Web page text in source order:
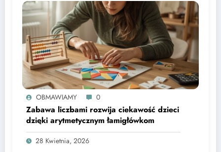
OBMAWIAMY 0
Zabawa liczbami rozwija ciekawość dzieci
dzięki arytmetycznym łamigłówkom
28 Kwietnia, 2026